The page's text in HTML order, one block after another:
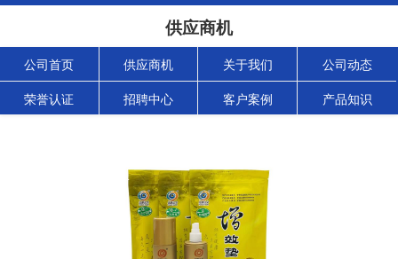
供应商机
公司首页 供应商机 关于我们 公司动态
荣誉认证 招聘中心 客户案例 产品知识